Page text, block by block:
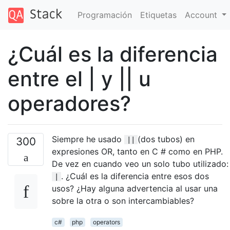
Programación Etiquetas Account
¿Cuál es la diferencia
entre el | y || u
operadores?
300 Siempre he usado || (dos tubos) en
expresiones OR, tanto en C # como en PHP.
De vez en cuando veo un solo tubo utilizado:
| . ¿Cuál es la diferencia entre esos dos
usos? ¿Hay alguna advertencia al usar una
sobre la otra o son intercambiables?
c# php
operators